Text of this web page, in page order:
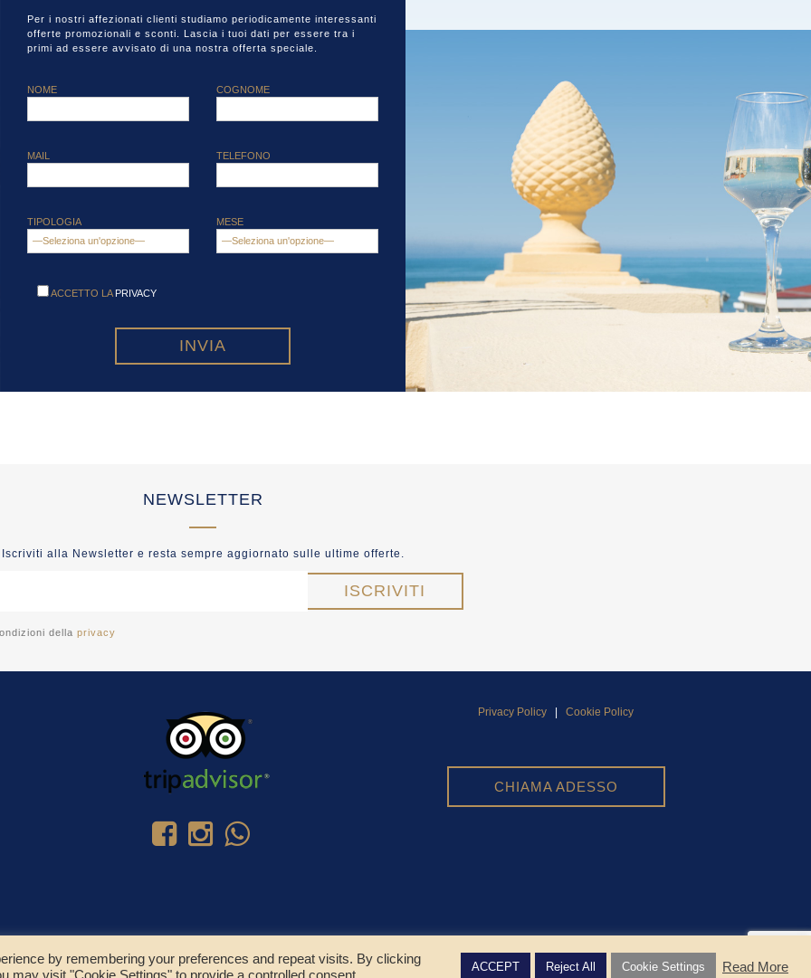
Per i nostri affezionati clienti studiamo periodicamente interessanti
offerte promozionali e sconti. Lascia i tuoi dati per essere tra i
primi ad essere avvisato di una nostra offerta speciale.
NOME COGNOME
MAIL TELEFONO
TIPOLOGIA MESE
ACCETTO LA PRIVACY
NEWSLETTER
Iscriviti alla Newsletter e resta sempre aggiornato sulle ultime offerte.
dellaprivacy
Privacy Policy Cookie Policy
CHIAMA ADESSO
© Copyright 2025 - Residence Colombo Srl
by remembering your preferences and repeat visits. By clicking
may visit "Cookie Settings" to provide a controlled consent.
ACCEPT Reject All Cookie Settings Read More